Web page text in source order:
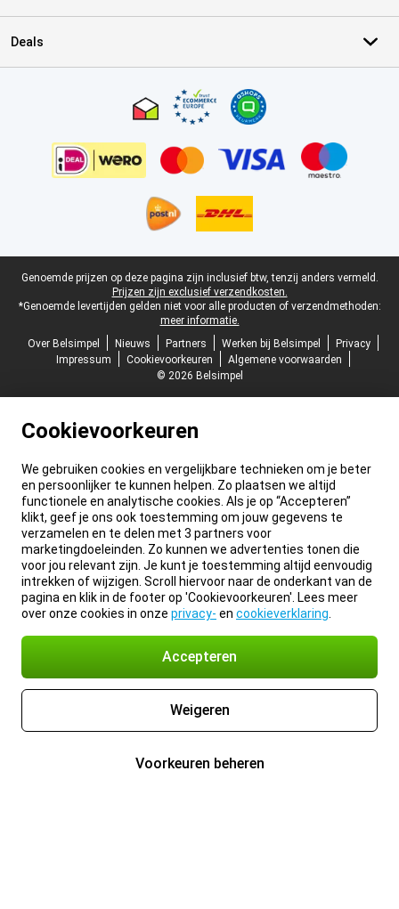
Deals
Juridische voettekst
Genoemde prijzen op deze pagina zijn inclusief btw, tenzij anders vermeld.
Prijzen zijn exclusief verzendkosten.
*Genoemde levertijden gelden niet voor alle producten of verzendmethoden:
meer informatie.
Over Belsimpel
Nieuws Partners Werken bij Belsimpel
Privacy
Impressum
Cookievoorkeuren
Algemene voorwaarden
© 2026 Belsimpel
Cookievoorkeuren
We gebruiken cookies en vergelijkbare technieken om je beter
en persoonlijker te kunnen helpen. Zo plaatsen we altijd
functionele en analytische cookies. Als je op “Accepteren”
klikt, geef je ons ook toestemming om jouw gegevens te
verzamelen en te delen met 3 partners voor
marketingdoeleinden. Zo kunnen we advertenties tonen die
voor jou relevant zijn. Je kunt je toestemming altijd eenvoudig
intrekken of wijzigen. Scroll hiervoor naar de onderkant van de
pagina en klik in de footer op 'Cookievoorkeuren'. Lees meer
over onze cookies in onze privacy- en cookieverklaring
Accepteren
Weigeren
Voorkeuren beheren